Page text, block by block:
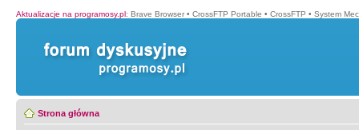
Aktualizacje na programosy.pl: Brave Browser • CrossFTP Portable • CrossFTP • System
Strona główna